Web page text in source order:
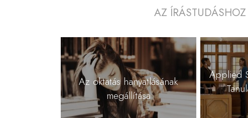
AZ
Az oktatás hanyatlásának
megállítása
Applied